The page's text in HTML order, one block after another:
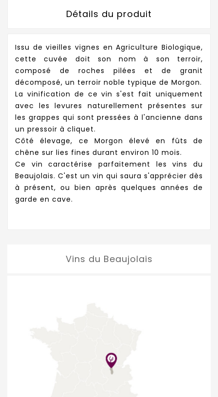
Détails du produit
Issu de vieilles vignes en Agriculture Biologique,
cette cuvée doit son nom à son terroir,
composé de roches pilées et de granit
décomposé, un terroir noble typique de Morgon.
La vinification de ce vin s'est fait uniquement
avec les levures naturellement présentes sur
les grappes qui sont pressées à l'ancienne dans
un pressoir à cliquet.
Côté élevage, ce Morgon élevé en fûts de
chêne sur lies fines durant environ 10 mois.
Ce vin caractérise parfaitement les vins du
Beaujolais. C'est un vin qui saura s'apprécier dès
à présent, ou bien après quelques années de
garde en cave.
Vins du Beaujolais